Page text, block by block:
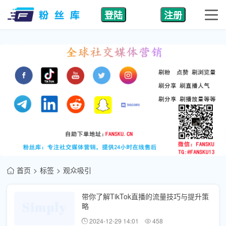
登陆 注册
首页 标签 观众吸引
带你了解TikTok直播的流量技巧与提升策
略
2024-12-29 14:01 458